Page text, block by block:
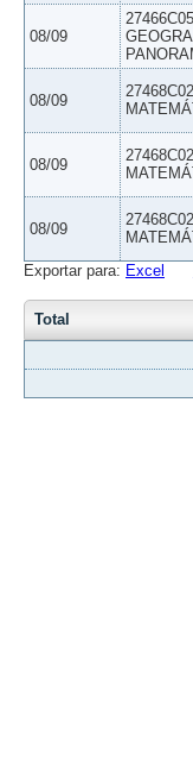
08/09
08/09
08/09
08/09
Exportar para: Excel
Total